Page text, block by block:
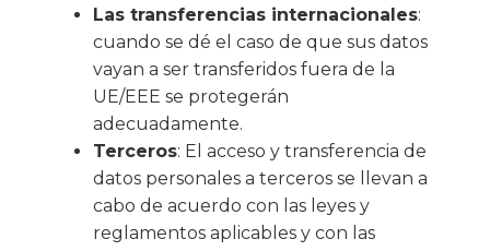
Las transferencias internacionales:
cuando se dé el caso de que sus datos
vayan a ser transferidos fuera de la
UE/EEE se protegerán
adecuadamente.
Terceros: El acceso y transferencia de
datos personales a terceros se llevan a
cabo de acuerdo con las leyes y
reglamentos aplicables y con las